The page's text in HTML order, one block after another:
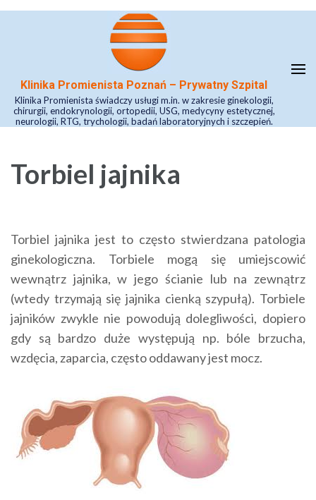
Skip
Enter)Klinika Promienista Poznań – Prywatny Szpital
Klinika Promienista świadczy usługi m.in. w zakresie ginekologii,
chirurgii, endokrynologii, ortopedii, USG, medycyny estetycznej,
neurologii, RTG, trychologii, badań laboratoryjnych i szczepień.
Torbiel jajnika
Torbiel jajnika jest to często stwierdzana patologia
ginekologiczna. Torbiele mogą się umiejscowić
wewnątrz jajnika, w jego ścianie lub na zewnątrz
(wtedy trzymają się jajnika cienką szypułą). Torbiele
jajników zwykle nie powodują dolegliwości, dopiero
gdy są bardzo duże występują np. bóle brzucha,
wzdęcia, zaparcia, często oddawany jest mocz.